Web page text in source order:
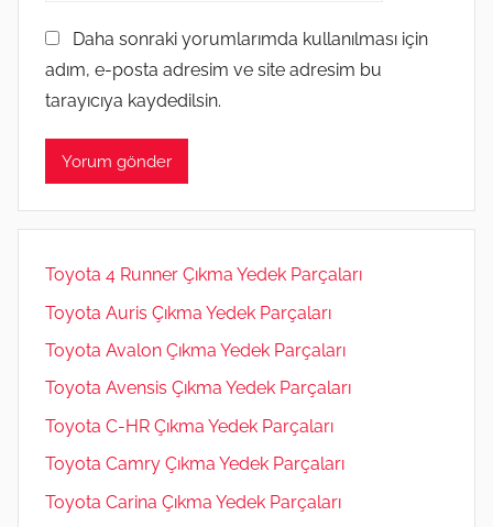
Daha sonraki yorumlarımda kullanılması için
adım, e-posta adresim ve site adresim bu
tarayıcıya kaydedilsin.
Toyota 4 Runner Çıkma Yedek Parçaları
Toyota Auris Çıkma Yedek Parçaları
Toyota Avalon Çıkma Yedek Parçaları
Toyota Avensis Çıkma Yedek Parçaları
Toyota C-HR Çıkma Yedek Parçaları
Toyota Camry Çıkma Yedek Parçaları
Toyota Carina Çıkma Yedek Parçaları